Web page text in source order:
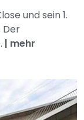
und sein 1.
Der
| mehr